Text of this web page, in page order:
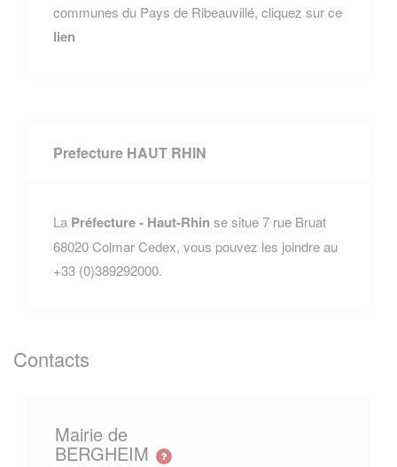
communes du Pays de Ribeauvillé, cliquez sur ce
lien
Prefecture HAUT RHIN
La Préfecture - Haut-Rhin se situe 7 rue Bruat
68020 Colmar Cedex, vous pouvez les joindre au
+33 (0)389292000.
Contacts
Mairie de
BERGHEIM